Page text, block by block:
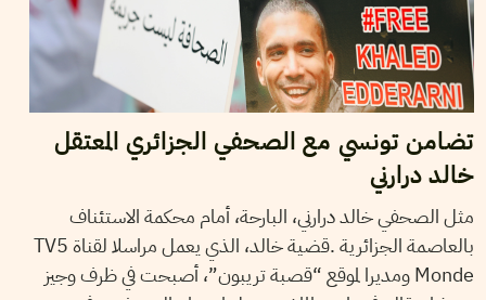
تضامن تونسي مع الصحفي الجزائري المعتقل
خالد درارني
مثل الصحفي خالد درارني، البارحة، أمام محكمة الاستئناف
بالعاصمة الجزائرية .قضية خالد، الذي يعمل مراسلا لقناة TV5
Monde ومديرا لموقع “قصبة تريبون”، أصبحت في ظرف وجيز